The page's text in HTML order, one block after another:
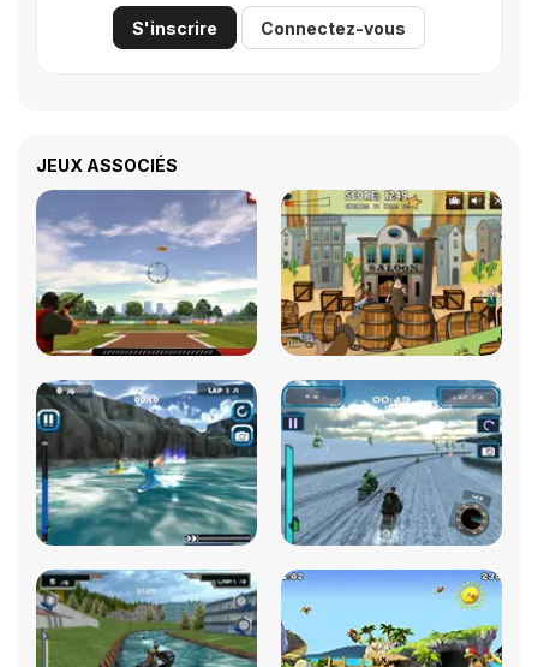
S'inscrire Connectez-vous
JEUX ASSOCIÉS